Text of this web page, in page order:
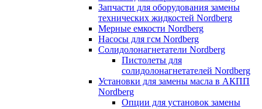
Запчасти для оборудования замены
технических жидкостей Nordberg
Мерные емкости Nordberg
Насосы для гсм Nordberg
Солидолонагнетатели Nordberg
Пистолеты для
солидолонагнетателей Nordberg
Установки для замены масла в АКПП
Nordberg
Опции для установок замены